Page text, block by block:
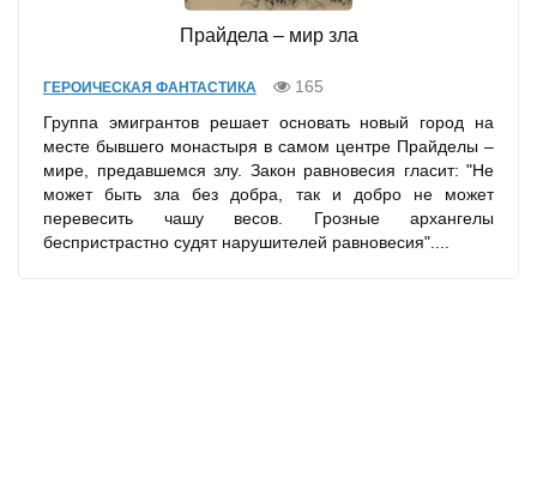
Прайдела – мир зла
ГЕРОИЧЕСКАЯ ФАНТАСТИКА
165
Группа эмигрантов решает основать новый город на
месте бывшего монастыря в самом центре Прайделы –
мире, предавшемся злу. Закон равновесия гласит: "Не
может быть зла без добра, так и добро не может
перевесить чашу весов. Грозные архангелы
беспристрастно судят нарушителей равновесия"....